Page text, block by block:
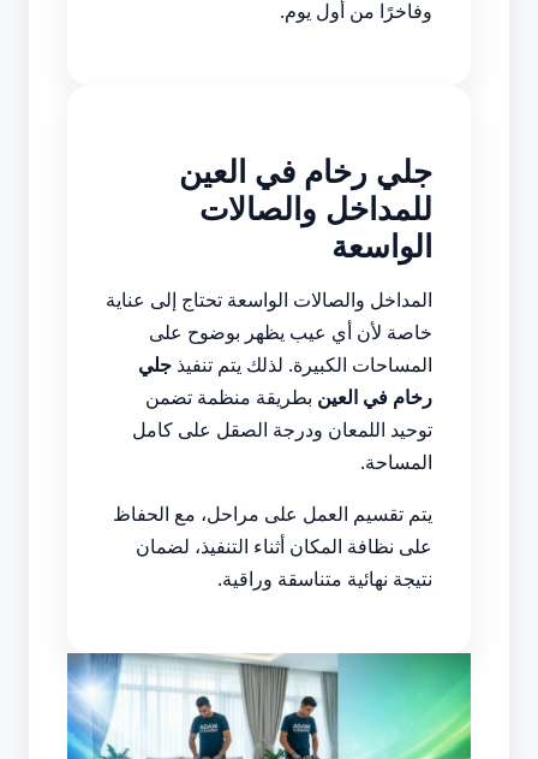
وفاخرًا من أول يوم.
جلي رخام في العين
للمداخل والصالات
الواسعة
المداخل والصالات الواسعة تحتاج إلى عناية
خاصة لأن أي عيب يظهر بوضوح على
المساحات الكبيرة. لذلك يتم تنفيذ جلي
رخام في العين بطريقة منظمة تضمن
توحيد اللمعان ودرجة الصقل على كامل
المساحة.
يتم تقسيم العمل على مراحل، مع الحفاظ
على نظافة المكان أثناء التنفيذ، لضمان
نتيجة نهائية متناسقة وراقية.